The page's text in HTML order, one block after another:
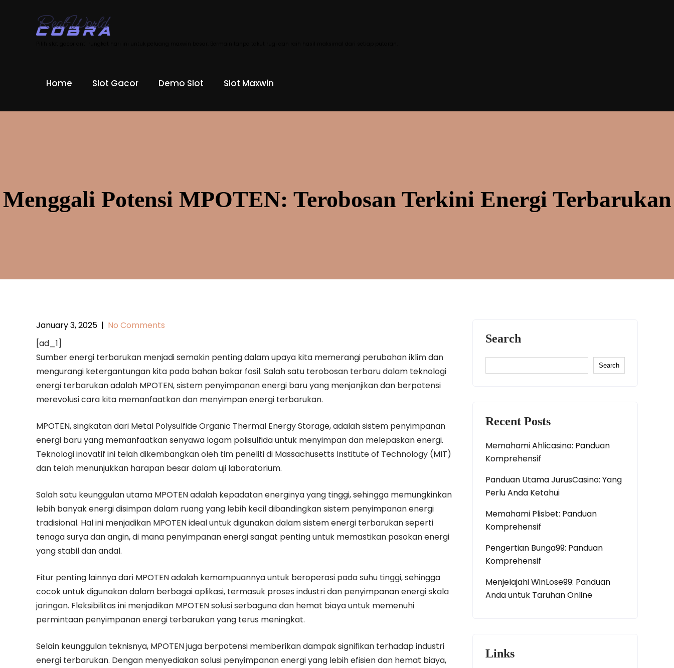
Home Slot Gacor Demo Slot Slot Maxwin
Menggali Potensi MPOTEN: Terobosan Terkini Energi Terbarukan
January 3, 2025 | No Comments
[ad_1]
Sumber energi terbarukan menjadi semakin penting dalam upaya kita memerangi perubahan iklim dan
mengurangi ketergantungan kita pada bahan bakar fosil. Salah satu terobosan terbaru dalam teknologi
energi terbarukan adalah MPOTEN, sistem penyimpanan energi baru yang menjanjikan dan berpotensi
merevolusi cara kita memanfaatkan dan menyimpan energi terbarukan.
MPOTEN, singkatan dari Metal Polysulfide Organic Thermal Energy Storage, adalah sistem penyimpanan
energi baru yang memanfaatkan senyawa logam polisulfida untuk menyimpan dan melepaskan energi.
Teknologi inovatif ini telah dikembangkan oleh tim peneliti di Massachusetts Institute of Technology (MIT)
dan telah menunjukkan harapan besar dalam uji laboratorium.
Salah satu keunggulan utama MPOTEN adalah kepadatan energinya yang tinggi, sehingga memungkinkan
lebih banyak energi disimpan dalam ruang yang lebih kecil dibandingkan sistem penyimpanan energi
tradisional. Hal ini menjadikan MPOTEN ideal untuk digunakan dalam sistem energi terbarukan seperti
tenaga surya dan angin, di mana penyimpanan energi sangat penting untuk memastikan pasokan energi
yang stabil dan andal.
Fitur penting lainnya dari MPOTEN adalah kemampuannya untuk beroperasi pada suhu tinggi, sehingga
cocok untuk digunakan dalam berbagai aplikasi, termasuk proses industri dan penyimpanan energi skala
jaringan. Fleksibilitas ini menjadikan MPOTEN solusi serbaguna dan hemat biaya untuk memenuhi
permintaan penyimpanan energi terbarukan yang terus meningkat.
Selain keunggulan teknisnya, MPOTEN juga berpotensi memberikan dampak signifikan terhadap industri
energi terbarukan. Dengan menyediakan solusi penyimpanan energi yang lebih efisien dan hemat biaya,
Search
Search
Recent Posts
Memahami Ahlicasino: Panduan
Komprehensif
Panduan Utama JurusCasino: Yang
Perlu Anda Ketahui
Memahami Plisbet: Panduan
Komprehensif
Pengertian Bunga99: Panduan
Komprehensif
Menjelajahi WinLose99: Panduan
Anda untuk Taruhan Online
Links